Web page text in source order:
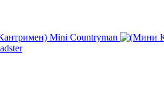
Mini Countryman